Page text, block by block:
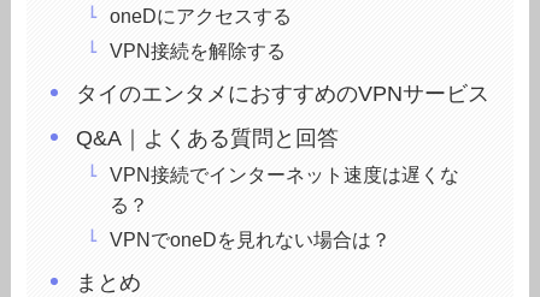
oneDにアクセスする
VPN接続を解除する
タイのエンタメにおすすめのVPNサービス
Q&A｜よくある質問と回答
VPN接続でインターネット速度は遅くな
る？
VPNでoneDを見れない場合は？
まとめ